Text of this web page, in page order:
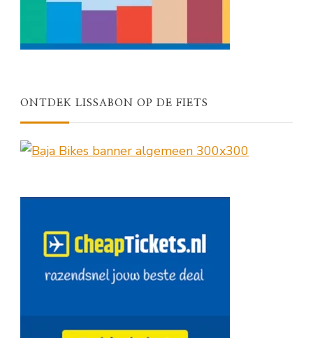
ONTDEK LISSABON OP DE FIETS